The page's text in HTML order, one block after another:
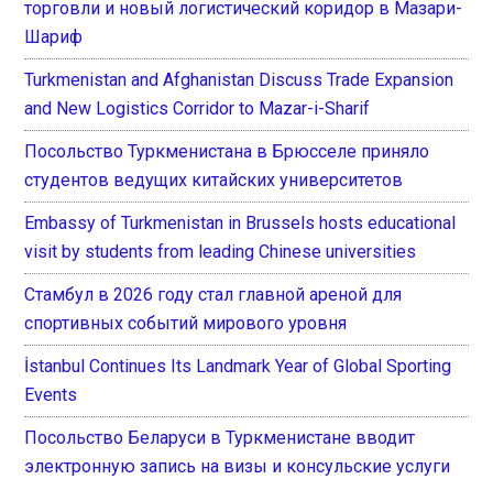
торговли и новый логистический коридор в Мазари-
Шариф
Turkmenistan and Afghanistan Discuss Trade Expansion
and New Logistics Corridor to Mazar-i-Sharif
Посольство Туркменистана в Брюсселе приняло
студентов ведущих китайских университетов
Embassy of Turkmenistan in Brussels hosts educational
visit by students from leading Chinese universities
Стамбул в 2026 году стал главной ареной для
спортивных событий мирового уровня
İstanbul Continues Its Landmark Year of Global Sporting
Events
Посольство Беларуси в Туркменистане вводит
электронную запись на визы и консульские услуги